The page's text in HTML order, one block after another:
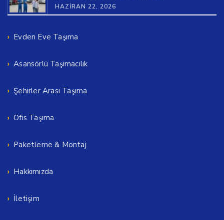
HAZIRAN 22, 2026
Evden Eve Taşıma
Asansörlü Taşımacılık
Şehirler Arası Taşıma
Ofis Taşıma
Paketleme & Montaj
Hakkımızda
İletişim